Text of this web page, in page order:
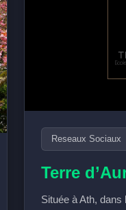
Reseaux Sociaux
Terre
Située à Ath, dans